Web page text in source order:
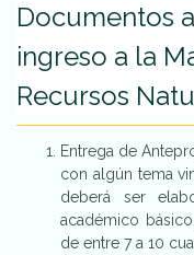
Documentos
ingreso a la
Recursos
Entrega de
con algún tema
deberá ser
académico
de entre 7 a 10